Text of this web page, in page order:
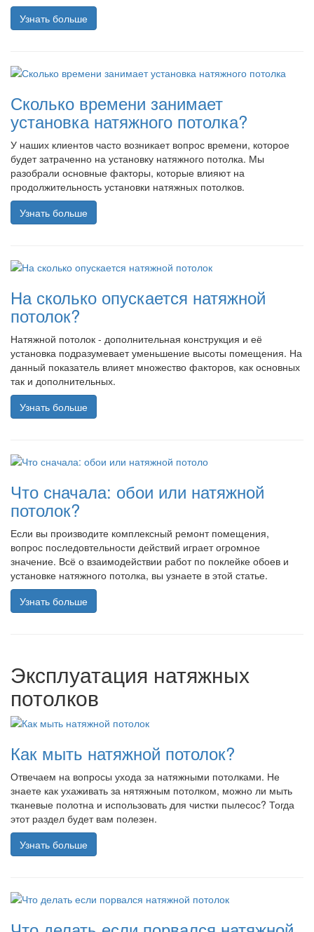
Узнать больше
Сколько времени занимает
установка натяжного потолка?
У наших клиентов часто возникает вопрос времени, которое
будет затраченно на установку натяжного потолка. Мы
разобрали основные факторы, которые влияют на
продолжительность установки натяжных потолков.
Узнать больше
На сколько опускается натяжной
потолок?
Натяжной потолок - дополнительная конструкция и её
установка подразумевает уменьшение высоты помещения. На
данный показатель влияет множество факторов, как основных
так и дополнительных.
Узнать больше
Что сначала: обои или натяжной
потолок?
Если вы производите комплексный ремонт помещения,
вопрос последовтельности действий играет огромное
значение. Всё о взаимодействии работ по поклейке обоев и
установке натяжного потолка, вы узнаете в этой статье.
Узнать больше
Эксплуатация натяжных
потолков
Как мыть натяжной потолок?
Отвечаем на вопросы ухода за натяжными потолками. Не
знаете как ухаживать за нятяжным потолком, можно ли мыть
тканевые полотна и использовать для чистки пылесос? Тогда
этот раздел будет вам полезен.
Узнать больше